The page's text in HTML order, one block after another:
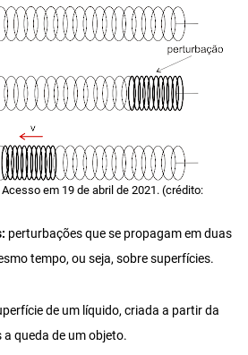
Acesso em 19 de abril de 2021. (crédito:
perturbações que se propagam em duas
tempo, ou seja, sobre superfícies.
de um líquido, criada a partir da
queda de um objeto.